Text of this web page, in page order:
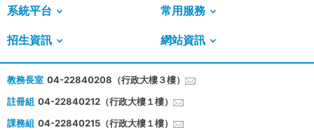
系統平台 常用服務
招生資訊 網站資訊
教務長室 04-22840208（行政大樓３樓）
註冊組 04-22840212（行政大樓１樓）
課務組 04-22840215（行政大樓１樓）